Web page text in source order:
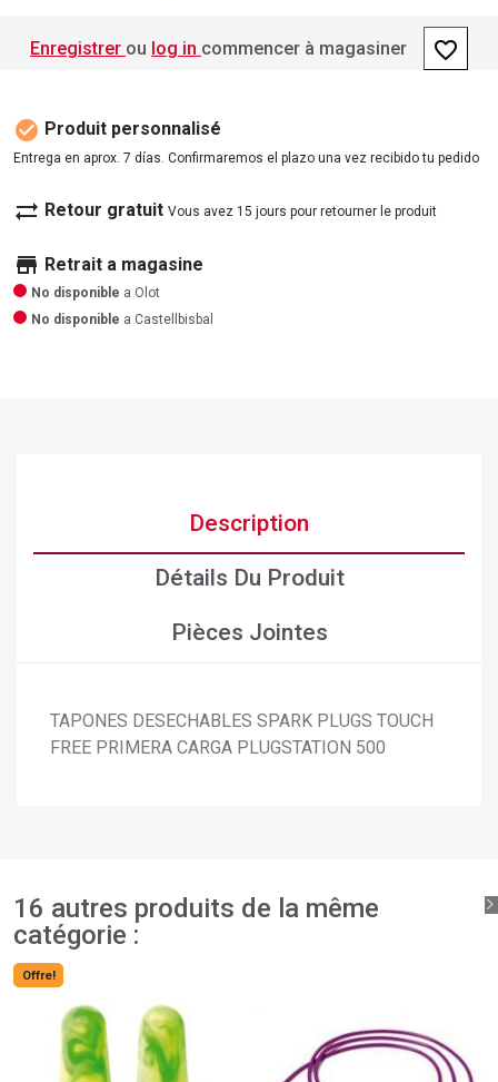
Créer une liste d'envies ×
Connexion ×
Enregistrer ou log in commencer à magasiner favorite_border
check_circle Produit personnalisé
Entrega en aprox. 7 días. Confirmaremos el plazo una vez recibido tu pedido
sync_alt Retour gratuit Vous avez 15 jours pour retourner le produit
store Retrait a magasine
No disponible a Olot
No disponible a Castellbisbal
Description
Détails Du Produit
Pièces Jointes
TAPONES DESECHABLES SPARK PLUGS TOUCH
FREE PRIMERA CARGA PLUGSTATION 500
16 autres produits de la même
catégorie :
Offre!